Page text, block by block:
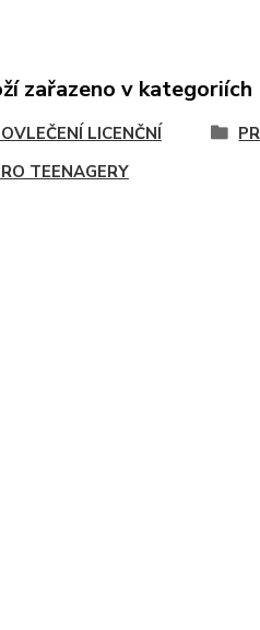
zařazeno v kategoriích
LICENČNÍ
TEENAGERY